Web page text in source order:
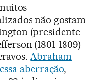
não gostam
(presidente
(1801-1809)
Abraham
aberração,